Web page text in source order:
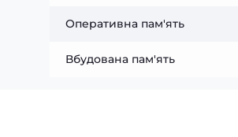
Оперативна пам'ять
Вбудована пам'ять